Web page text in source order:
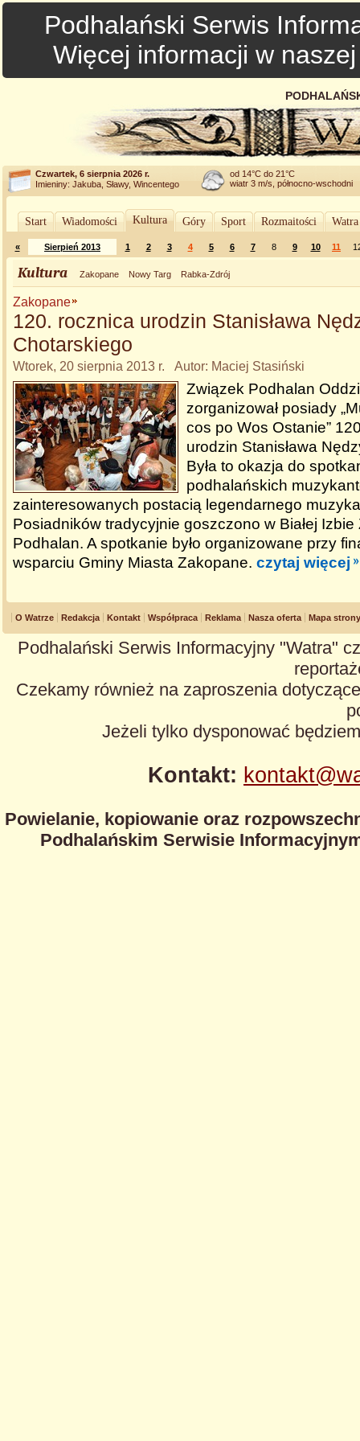
Podhalański Serwis
Więcej informacji w
Czwartek, 6 sierpnia 2026 r.
Imieniny: Jakuba, Sławy, Wincentego
od 14°C do 21°C
wiatr 3 m/s, północno-wschodni
Start Wiadomości Kultura Góry Sport Rozmaitości
« Sierpień 2013 1 2 3 4 5 6 7 8 9 10 11
Kultura Zakopane Nowy Targ Rabka-Zdrój
Zakopane
120. rocznica urodzin Stanisława
Chotarskiego
Wtorek, 20 sierpnia 2013 r. Autor: Maciej Stasiński
Związek Podhalan
zorganizował posiady
cos po Wos Ostanie”
urodzin Stanisława
Była to okazja do
podhalańskich
zainteresowanych postacią legendarnego
Posiadników tradycyjnie goszczono w Białej Izbie
Podhalan. A spotkanie było organizowane przy
wsparciu Gminy Miasta Zakopane. czytaj więcej
O Watrze Redakcja Kontakt Współpraca Reklama Nasza oferta Mapa strony
Podhalański Serwis Informacyjny "Watra"
Czekamy również na zaproszenia
Jeżeli tylko dysponować
Kontakt:
Powielanie, kopiowanie oraz
Podhalańskim Serwisie